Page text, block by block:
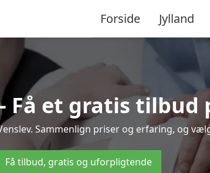
Forside Jylland
Få et gratis
Sammenlign priser og erfaring, og
Få tilbud, gratis og uforpligtende